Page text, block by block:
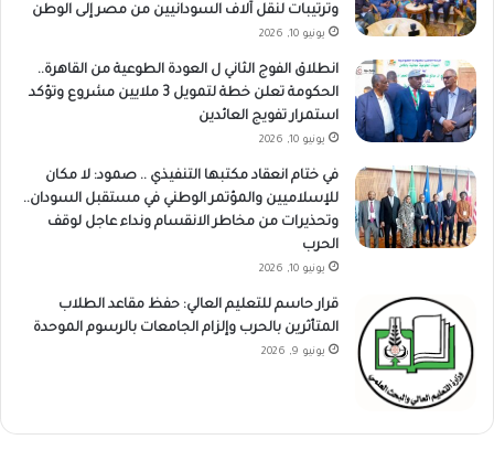
وترتيبات لنقل آلاف السودانيين من مصر إلى الوطن
يونيو 10, 2026
انطلاق الفوج الثاني ل العودة الطوعية من القاهرة..
الحكومة تعلن خطة لتمويل 3 ملايين مشروع وتؤكد
استمرار تفويج العائدين
يونيو 10, 2026
في ختام انعقاد مكتبها التنفيذي .. صمود: لا مكان
للإسلاميين والمؤتمر الوطني في مستقبل السودان..
وتحذيرات من مخاطر الانقسام ونداء عاجل لوقف
الحرب
يونيو 10, 2026
قرار حاسم للتعليم العالي: حفظ مقاعد الطلاب
المتأثرين بالحرب وإلزام الجامعات بالرسوم الموحدة
يونيو 9, 2026